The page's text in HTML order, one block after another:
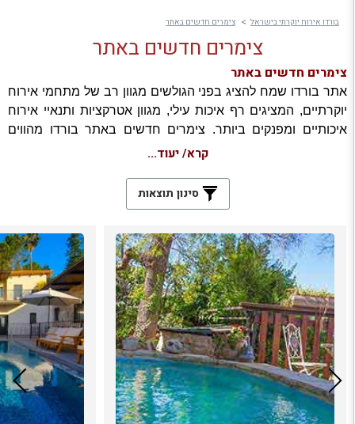
בורדו אירוח יוקרתי בישראל צימרים חדשים באתר
צימרים חדשים באתר
צימרים חדשים באתר
אתר בורדו שמח להציג בפני הגולשים מגוון רב של מתחמי אירוח
יוקרתיים, המציגים רף איכות עילי, מגוון אטרקציות ותנאיי אירוח
איכותיים ומפנקים ביותר. צימרים חדשים באתר בורדו מהווים
מיצג מרשים ומכובד של ענף צימרים יוקרתיים. חלק מהצימרים
רבות. צימרים יוקרתיים אלה רכשו מוניטין רב, ניסיון והכרה
ציבורים. ואומנם רוב הצימרים החדשים באתר הם מתחמי אירוח
ומתקדם. צימרים חדשים בתאר תורמים לגיוון רב של סגנונות
שונים של מתחמי האירוח המפורסמים על דפי האתר.
בקטגוריה של צימרים חדשים באתר תמצאו שלל סוויטות
רומנטיות יוקרתיות המיועדות לאירוח זוגות באווירה אינטימית
ובתנאיי פרטיות מלאים. הסוויטות החדשות האלה מעוצבות בסגנון
רומנטי, נינוח ומעודן ומצוידות בשפע פרטי נוי מסוגננים,
המתאימים לזוגות. אחד האיכויות החשובות בצימרים אלה היא
תנאי הפרטיות. אורחי הצימרים היוקרתיים הרומנטיים נהנים
משפע אפשרויות בילוי בתוך המתחם הפרטי של הסוויטה.
צימרים
קרא/ יעוד...
סינון תוצאות